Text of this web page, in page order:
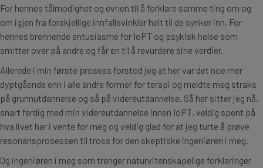
For hennes tålmodighet og evnen til å forklare samme ting om og
om igjen fra forskjellige innfallsvinkler helt til de synker inn. For
hennes brennende entusiasme for IoPT og psykisk helse som
smitter over på andre og får en til å revurdere sine verdier.
Allerede i min første prosess forstod jeg at her var det noe mer
dyptgående enn i alle andre former for terapi og meldte meg straks
på grunnutdannelse og så på videreutdannelse. Så her sitter jeg nå,
snart ferdig med min videreutdannelse innen IoPT, veldig spent på
hva livet har i vente for meg og veldig glad for at jeg turte å prøve
resonansprosessen til tross for den skeptiske ingeniøren i meg.
Og ingeniøren i meg som trenger naturvitenskapelige forklaringer